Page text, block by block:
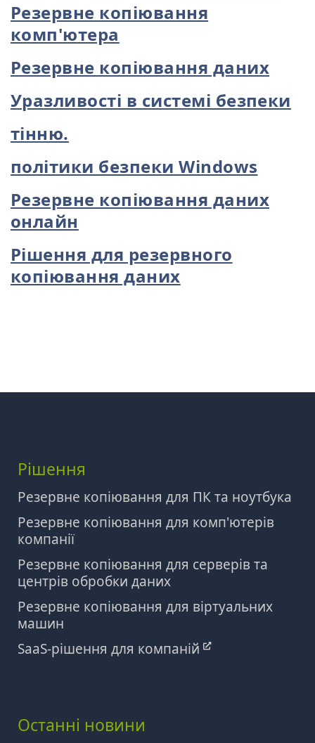
Резервне копіювання
комп'ютера
Резервне копіювання даних
Уразливості в системі безпеки
тінню.
політики безпеки Windows
Резервне копіювання даних
онлайн
Рішення для резервного
копіювання даних
Рішення
Резервне копіювання для ПК та ноутбука
Резервне копіювання для комп'ютерів
компанії
Резервне копіювання для серверів та
центрів обробки даних
Резервне копіювання для віртуальних
машин
SaaS-рішення для компаній
Останні новини